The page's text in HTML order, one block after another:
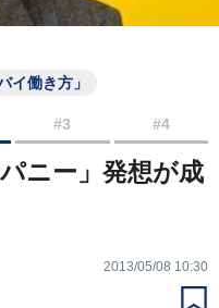
イ働き方」
#3 #4
ニー」発想が成
2013/05/08 10:30